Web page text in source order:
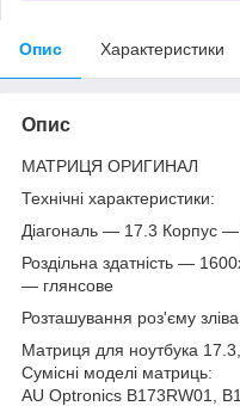
Опис Характеристики
Опис
МАТРИЦЯ ОРИГИНАЛ
Технічні характеристики:
Діагональ — 17.3 Корпус
Роздільна здатність —
— глянсове
Розташування роз'єму
Матриця для ноутбука
Сумісні моделі матриць:
AU Optronics B173RW01,